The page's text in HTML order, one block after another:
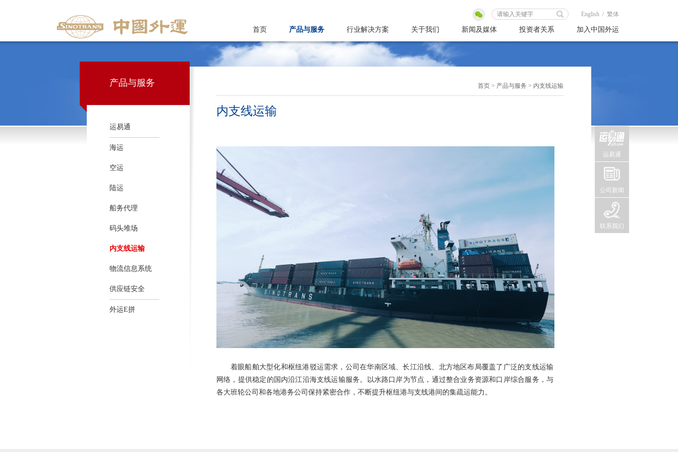
English / 繁体
首页 产品与服务 行业解决方案 关于我们 新闻及媒体 投资者关系 加入中国外运
产品与服务
运易通
海运
空运
陆运
船务代理
码头堆场
内支线运输
物流信息系统
供应链安全
外运E拼
首页 > 产品与服务 > 内支线运输
内支线运输
着眼船舶大型化和枢纽港驳运需求，公司在华南区域、长江沿线、北方地区布局覆盖了广泛的支线运输
网络，提供稳定的国内沿江沿海支线运输服务。以水路口岸为节点，通过整合业务资源和口岸综合服务，与
各大班轮公司和各地港务公司保持紧密合作，不断提升枢纽港与支线港间的集疏运能力。
运易通
公司新闻
联系我们